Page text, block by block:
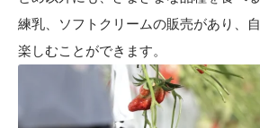
練乳、ソフトクリームの販売があり、
楽しむことができます。